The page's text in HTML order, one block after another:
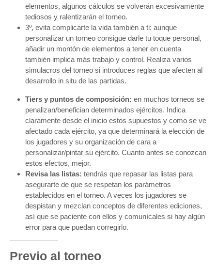
elementos, algunos cálculos se volverán excesivamente
tediosos y ralentizarán el torneo.
3º, evita complicarte la vida también a ti: aunque
personalizar un torneo consigue darle tu toque personal,
añadir un montón de elementos a tener en cuenta
también implica más trabajo y control. Realiza varios
simulacros del torneo si introduces reglas que afecten al
desarrollo in situ de las partidas.
Tiers y puntos de composición: en muchos torneos se
penalizan/benefician determinados ejércitos. Indica
claramente desde el inicio estos supuestos y como se ve
afectado cada ejército, ya que determinará la elección de
los jugadores y su organización de cara a
personalizar/pintar su ejército. Cuanto antes se conozcan
estos efectos, mejor.
Revisa las listas: tendrás que repasar las listas para
asegurarte de que se respetan los parámetros
establecidos en el torneo. A veces los jugadores se
despistan y mezclan conceptos de diferentes ediciones,
así que se paciente con ellos y comunícales si hay algún
error para que puedan corregirlo.
Previo al torneo